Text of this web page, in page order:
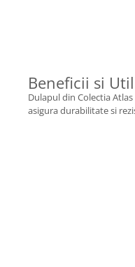
Beneficii si
Dulapul din Colectia
asigura durabilitate si